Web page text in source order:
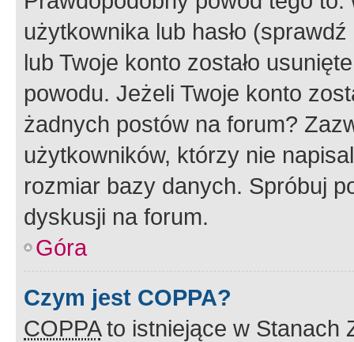
użytkownika lub hasło
lub Twoje konto zostało
powodu. Jeżeli Twoje konto
żadnych postów na forum?
użytkowników, którzy nie
rozmiar bazy danych. Spróbuj
dyskusji na forum.
Góra
Czym jest COPPA?
COPPAto istniejące w Stanach